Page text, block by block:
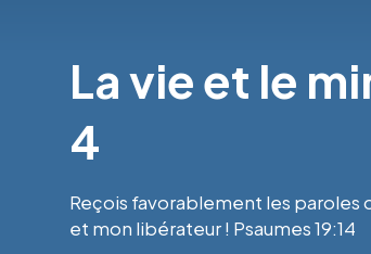
La vie et le
4
Reçois favorablement les
et mon libérateur ! Psaumes 19:14